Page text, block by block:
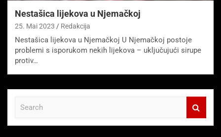
Nestašica lijekova u Njemačkoj
25. Mai 2023 Redakcija
Nestašica lijekova u Njemačkoj U Njemačkoj postoje
problemi s isporukom nekih lijekova – uključujući sirupe
protiv…